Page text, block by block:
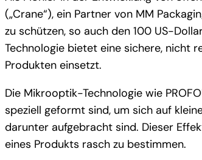
(„Crane“), ein Partner von MM
zu schützen, so auch den 100 US-
Technologie bietet eine sichere, nicht
Produkten einsetzt.
Die Mikrooptik-Technologie wie
speziell geformt sind, um sich auf
darunter aufgebracht sind. Dieser
eines Produkts rasch zu bestimmen.